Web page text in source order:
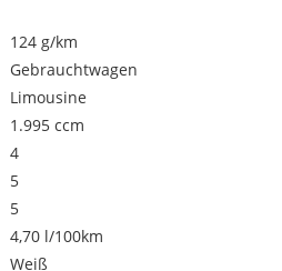
124 g/km
Gebrauchtwagen
Limousine
1.995 ccm
4
5
5
4,70 l/100km
Weiß